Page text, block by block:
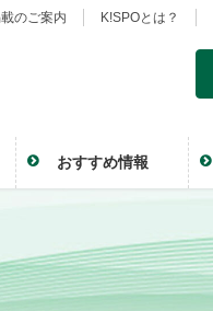
のご案内 K!SPOとは？
おすすめ情報